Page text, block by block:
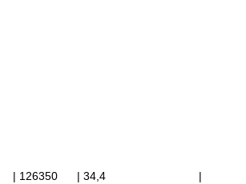
| 126350 | 34,4
|